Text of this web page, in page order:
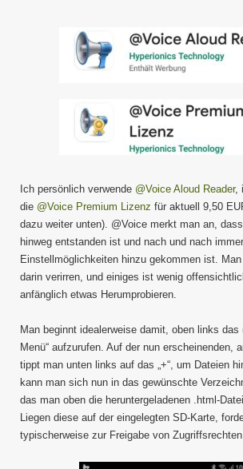
Ich persönlich verwende @Voice Aloud Reader,
die @Voice Premium Lizenz für aktuell 9,50
dazu weiter unten). @Voice merkt man an,
hinweg entstanden ist und nach und nach
Einstellmöglichkeiten hinzu gekommen ist.
darin verirren, und einiges ist wenig
anfänglich etwas Herumprobieren.
Man beginnt idealerweise damit, oben links das
Menü“ aufzurufen. Auf der nun erscheinenden,
tippt man unten links auf das „+“, um Dateien
kann man sich nun in das gewünschte
das man oben die heruntergeladenen .html-
Liegen diese auf der eingelegten SD-Karte,
typischerweise zur Freigabe von